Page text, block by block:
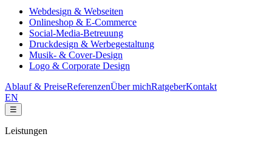
Webdesign & Webseiten
Onlineshop & E-Commerce
Social-Media-Betreuung
Druckdesign & Werbegestaltung
Musik- & Cover-Design
Logo & Corporate Design
Ablauf & PreiseReferenzenÜber michRatgeberKontakt
EN
☰
Leistungen